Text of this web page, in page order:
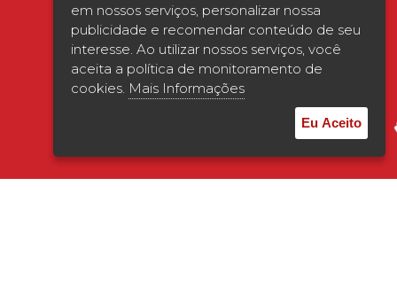
Verificada por
em nossos serviços, personalizar nossa
publicidade e recomendar conteúdo de seu
interesse. Ao utilizar nossos serviços, você
aceita a política de monitoramento de
cookies. Mais Informações
Eu Aceito